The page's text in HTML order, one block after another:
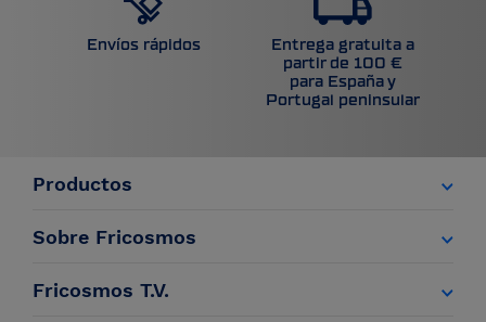
Envíos rápidos
Entrega gratuita a
partir de 100 €
para España y
Portugal peninsular
Productos
Sobre Fricosmos
Fricosmos T.V.